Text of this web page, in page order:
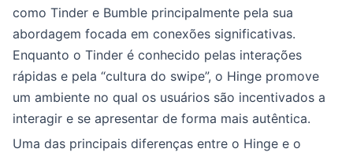
como Tinder e Bumble principalmente pela sua
abordagem focada em conexões significativas.
Enquanto o Tinder é conhecido pelas interações
rápidas e pela “cultura do swipe”, o Hinge promove
um ambiente no qual os usuários são incentivados a
interagir e se apresentar de forma mais autêntica.
Uma das principais diferenças entre o Hinge e o